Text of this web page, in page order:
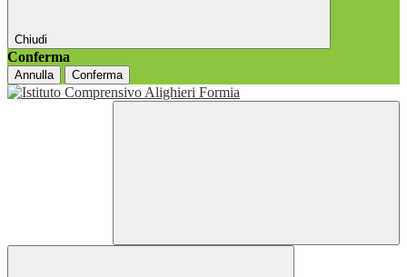
Chiudi
Conferma
Annulla Conferma